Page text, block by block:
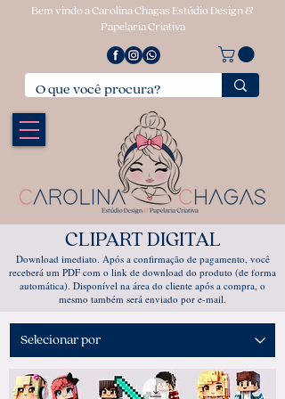
Bem vindo a Carolina Chagas Estúdio Design &
Papelaria Criativa
CLIPART DIGITAL
Download imediato. Após a confirmação de pagamento, você
receberá um PDF com o link de download do produto (de forma
automática). Disponível na área do cliente após a compra, o
mesmo também será enviado por e-mail.